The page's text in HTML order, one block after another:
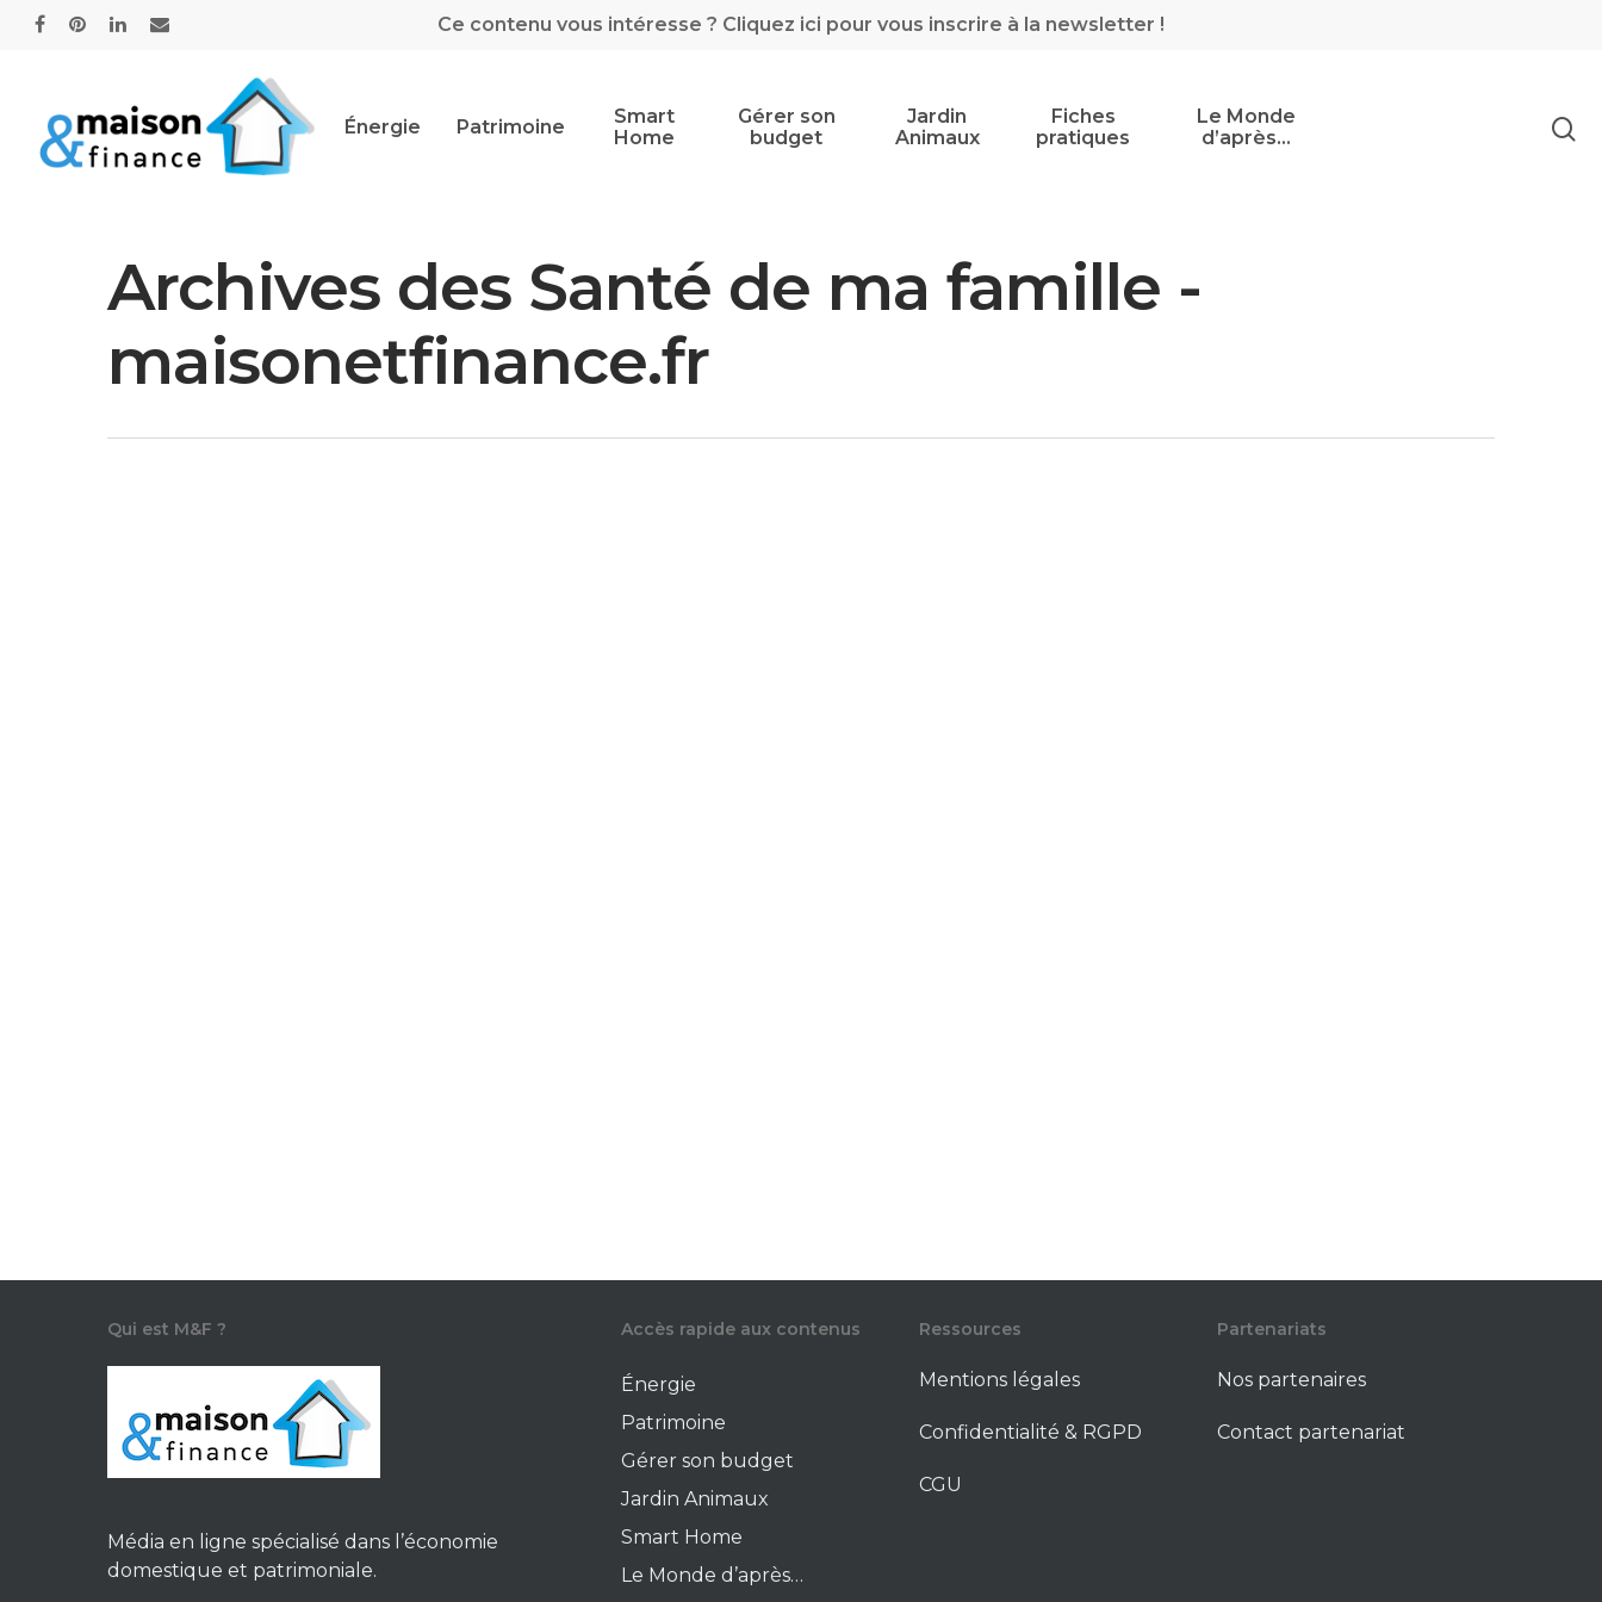
Ce contenu vous intéresse ? Cliquez ici pour vous inscrire à la newsletter !
Hit enter to search or ESC to close
Énergie Patrimoine
Smart
Home
Gérer son
budget
Jardin
Animaux
Fiches
pratiques
Le Monde
d’après…
Archives des Santé de ma famille -
maisonetfinance.fr
Qui est M&F ?
Média en ligne spécialisé dans l’économie
domestique et patrimoniale.
Accès rapide aux contenus
Énergie
Patrimoine
Gérer son budget
Jardin Animaux
Smart Home
Le Monde d’après…
Ressources
Mentions légales
Confidentialité & RGPD
CGU
Partenariats
Nos partenaires
Contact partenariat